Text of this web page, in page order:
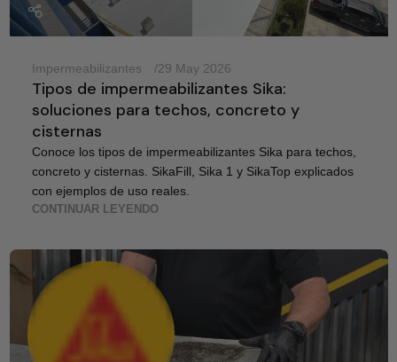
Impermeabilizantes 29 May 2026
Tipos de impermeabilizantes Sika:
soluciones para techos, concreto y
cisternas
Conoce los tipos de impermeabilizantes Sika para techos,
concreto y cisternas. SikaFill, Sika 1 y SikaTop explicados
con ejemplos de uso reales.
CONTINUAR LEYENDO